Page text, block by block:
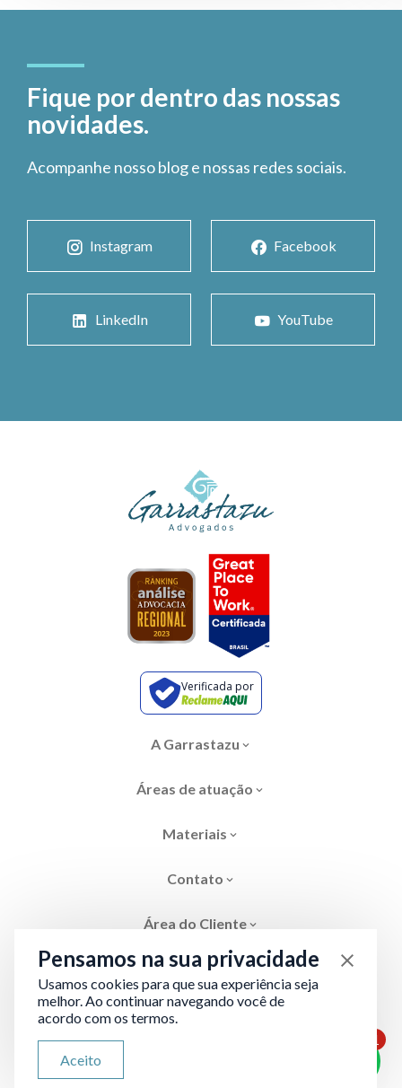
Fique por dentro das nossas
novidades.
Acompanhe nosso blog e nossas redes sociais.
Instagram Facebook
LinkedIn YouTube
Verificada por
A Garrastazu
Áreas de atuação
Materiais
Contato
Área do Cliente
Área restrita 1
Pensamos na sua privacidade
Usamos cookies para que sua experiência seja
melhor. Ao continuar navegando você de
acordo com os termos.
Aceito